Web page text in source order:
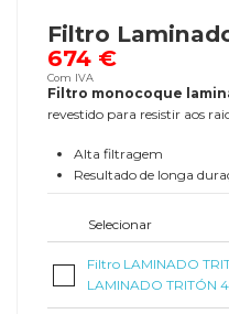
Filtro
674 €
Com IVA
Filtro monocoque
revestido para resistir aos
Alta filtragem
Resultado de longa
Selecionar
Filtro LAMINADO
LAMINADO TRITÓN